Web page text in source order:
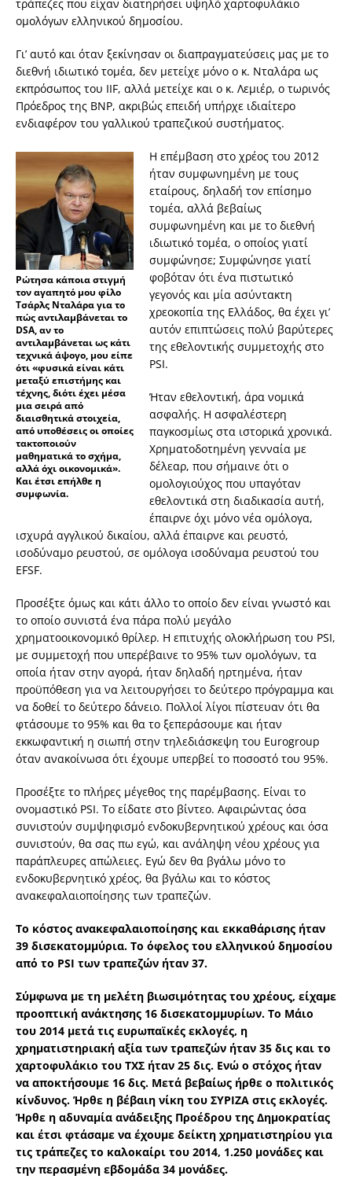
τράπεζες που είχαν διατηρήσει υψηλό χαρτοφυλάκιο
ομολόγων ελληνικού δημοσίου.
Γι’ αυτό και όταν ξεκίνησαν οι διαπραγματεύσεις μας με το
διεθνή ιδιωτικό τομέα, δεν μετείχε μόνο ο κ. Νταλάρα ως
εκπρόσωπος του IIF, αλλά μετείχε και ο κ. Λεμιέρ, ο τωρινός
Πρόεδρος της BNP, ακριβώς επειδή υπήρχε ιδιαίτερο
ενδιαφέρον του γαλλικού τραπεζικού συστήματος.
Ρώτησα κάποια στιγμή
τον αγαπητό μου φίλο
Τσάρλς Νταλάρα για το
πώς αντιλαμβάνεται το
DSA, αν το
αντιλαμβάνεται ως κάτι
τεχνικά άψογο, μου είπε
ότι «φυσικά είναι κάτι
μεταξύ επιστήμης και
τέχνης, διότι έχει μέσα
μια σειρά από
διαισθητικά στοιχεία,
από υποθέσεις οι οποίες
τακτοποιούν
μαθηματικά το σχήμα,
αλλά όχι οικονομικά».
Και έτσι επήλθε η
συμφωνία.
Η επέμβαση στο χρέος του 2012
ήταν συμφωνημένη με τους
εταίρους, δηλαδή τον επίσημο
τομέα, αλλά βεβαίως
συμφωνημένη και με το διεθνή
ιδιωτικό τομέα, ο οποίος γιατί
συμφώνησε; Συμφώνησε γιατί
φοβόταν ότι ένα πιστωτικό
γεγονός και μία ασύντακτη
χρεοκοπία της Ελλάδος, θα έχει γι’
αυτόν επιπτώσεις πολύ βαρύτερες
της εθελοντικής συμμετοχής στο
PSI.
Ήταν εθελοντική, άρα νομικά
ασφαλής. Η ασφαλέστερη
παγκοσμίως στα ιστορικά χρονικά.
Χρηματοδοτημένη γενναία με
δέλεαρ, που σήμαινε ότι ο
ομολογιούχος που υπαγόταν
εθελοντικά στη διαδικασία αυτή,
έπαιρνε όχι μόνο νέα ομόλογα,
ισχυρά αγγλικού δικαίου, αλλά έπαιρνε και ρευστό,
ισοδύναμο ρευστού, σε ομόλογα ισοδύναμα ρευστού του
EFSF.
Προσέξτε όμως και κάτι άλλο το οποίο δεν είναι γνωστό και
το οποίο συνιστά ένα πάρα πολύ μεγάλο
χρηματοοικονομικό θρίλερ. Η επιτυχής ολοκλήρωση του PSI,
με συμμετοχή που υπερέβαινε το 95% των ομολόγων, τα
οποία ήταν στην αγορά, ήταν δηλαδή ηρτημένα, ήταν
προϋπόθεση για να λειτουργήσει το δεύτερο πρόγραμμα και
να δοθεί το δεύτερο δάνειο. Πολλοί λίγοι πίστευαν ότι θα
φτάσουμε το 95% και θα το ξεπεράσουμε και ήταν
εκκωφαντική η σιωπή στην τηλεδιάσκεψη του Eurogroup
όταν ανακοίνωσα ότι έχουμε υπερβεί το ποσοστό του 95%.
Προσέξτε το πλήρες μέγεθος της παρέμβασης. Είναι το
ονομαστικό PSI. Το είδατε στο βίντεο. Αφαιρώντας όσα
συνιστούν συμψηφισμό ενδοκυβερνητικού χρέους και όσα
συνιστούν, θα σας πω εγώ, και ανάληψη νέου χρέους για
παράπλευρες απώλειες. Εγώ δεν θα βγάλω μόνο το
ενδοκυβερνητικό χρέος, θα βγάλω και το κόστος
ανακεφαλαιοποίησης των τραπεζών.
Το κόστος ανακεφαλαιοποίησης και εκκαθάρισης ήταν
39 δισεκατομμύρια. Το όφελος του ελληνικού δημοσίου
από το PSI των τραπεζών ήταν 37.
Σύμφωνα με τη μελέτη βιωσιμότητας του χρέους, είχαμε
προοπτική ανάκτησης 16 δισεκατομμυρίων. Το Μάιο
του 2014 μετά τις ευρωπαϊκές εκλογές, η
χρηματιστηριακή αξία των τραπεζών ήταν 35 δις και το
χαρτοφυλάκιο του ΤΧΣ ήταν 25 δις. Ενώ ο στόχος ήταν
να αποκτήσουμε 16 δις. Μετά βεβαίως ήρθε ο πολιτικός
κίνδυνος. Ήρθε η βέβαιη νίκη του ΣΥΡΙΖΑ στις εκλογές.
Ήρθε η αδυναμία ανάδειξης Προέδρου της Δημοκρατίας
και έτσι φτάσαμε να έχουμε δείκτη χρηματιστηρίου για
τις τράπεζες το καλοκαίρι του 2014, 1.250 μονάδες και
την περασμένη εβδομάδα 34 μονάδες.